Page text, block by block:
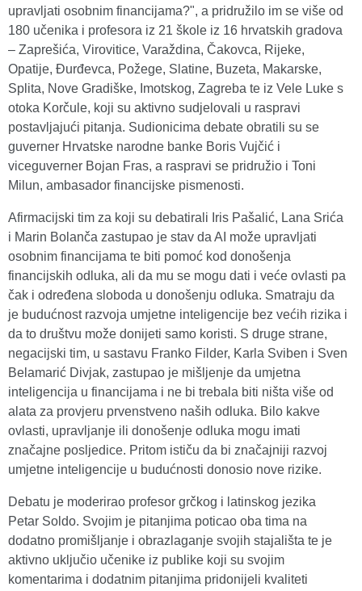
upravljati osobnim financijama?", a pridružilo im se više od
180 učenika i profesora iz 21 škole iz 16 hrvatskih gradova
– Zaprešića, Virovitice, Varaždina, Čakovca, Rijeke,
Opatije, Đurđevca, Požege, Slatine, Buzeta, Makarske,
Splita, Nove Gradiške, Imotskog, Zagreba te iz Vele Luke s
otoka Korčule, koji su aktivno sudjelovali u raspravi
postavljajući pitanja. Sudionicima debate obratili su se
guverner Hrvatske narodne banke Boris Vujčić i
viceguverner Bojan Fras, a raspravi se pridružio i Toni
Milun, ambasador financijske pismenosti.
Afirmacijski tim za koji su debatirali Iris Pašalić, Lana Srića
i Marin Bolanča zastupao je stav da AI može upravljati
osobnim financijama te biti pomoć kod donošenja
financijskih odluka, ali da mu se mogu dati i veće ovlasti pa
čak i određena sloboda u donošenju odluka. Smatraju da
je budućnost razvoja umjetne inteligencije bez većih rizika i
da to društvu može donijeti samo koristi. S druge strane,
negacijski tim, u sastavu Franko Filder, Karla Sviben i Sven
Belamarić Divjak, zastupao je mišljenje da umjetna
inteligencija u financijama i ne bi trebala biti ništa više od
alata za provjeru prvenstveno naših odluka. Bilo kakve
ovlasti, upravljanje ili donošenje odluka mogu imati
značajne posljedice. Pritom ističu da bi značajniji razvoj
umjetne inteligencije u budućnosti donosio nove rizike.
Debatu je moderirao profesor grčkog i latinskog jezika
Petar Soldo. Svojim je pitanjima poticao oba tima na
dodatno promišljanje i obrazlaganje svojih stajališta te je
aktivno uključio učenike iz publike koji su svojim
komentarima i dodatnim pitanjima pridonijeli kvaliteti